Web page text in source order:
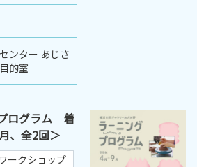
ンター あじさ
的室
ログラム 着
、全2回＞
ワークショップ